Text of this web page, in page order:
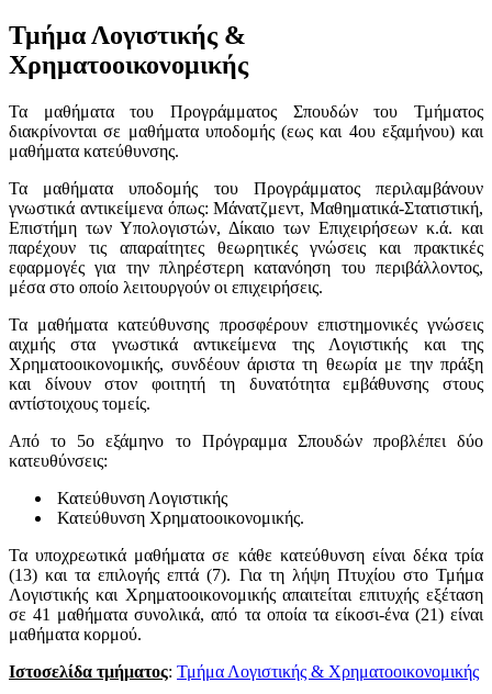
Τμήμα Λογιστικής &
Χρηματοοικονομικής
Τα μαθήματα του Προγράμματος Σπουδών του Τμήματος
διακρίνονται σε μαθήματα υποδομής (εως και 4ου εξαμήνου) και
μαθήματα κατεύθυνσης.
Τα μαθήματα υποδομής του Προγράμματος περιλαμβάνουν
γνωστικά αντικείμενα όπως: Μάνατζμεντ, Μαθηματικά-Στατιστική,
Επιστήμη των Υπολογιστών, Δίκαιο των Επιχειρήσεων κ.ά. και
παρέχουν τις απαραίτητες θεωρητικές γνώσεις και πρακτικές
εφαρμογές για την πληρέστερη κατανόηση του περιβάλλοντος,
μέσα στο οποίο λειτουργούν οι επιχειρήσεις.
Τα μαθήματα κατεύθυνσης προσφέρουν επιστημονικές γνώσεις
αιχμής στα γνωστικά αντικείμενα της Λογιστικής και της
Χρηματοοικονομικής, συνδέουν άριστα τη θεωρία με την πράξη
και δίνουν στον φοιτητή τη δυνατότητα εμβάθυνσης στους
αντίστοιχους τομείς.
Από το 5ο εξάμηνο το Πρόγραμμα Σπουδών προβλέπει δύο
κατευθύνσεις:
Κατεύθυνση Λογιστικής
Κατεύθυνση Χρηματοοικονομικής.
Τα υποχρεωτικά μαθήματα σε κάθε κατεύθυνση είναι δέκα τρία
(13) και τα επιλογής επτά (7). Για τη λήψη Πτυχίου στο Τμήμα
Λογιστικής και Χρηματοοικονομικής απαιτείται επιτυχής εξέταση
σε 41 μαθήματα συνολικά, από τα οποία τα είκοσι-ένα (21) είναι
μαθήματα κορμού.
Ιστοσελίδα τμήματος: Τμήμα Λογιστικής & Χρηματοοικονομικής